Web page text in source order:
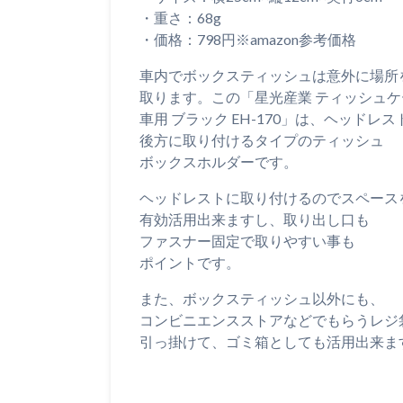
・重さ：68g
・価格：798円※amazon参考価格
車内でボックスティッシュは意外に場所
取ります。この「星光産業 ティッシュケ
車用 ブラック EH-170」は、ヘッドレス
後方に取り付けるタイプのティッシュ
ボックスホルダーです。
ヘッドレストに取り付けるのでスペース
有効活用出来ますし、取り出し口も
ファスナー固定で取りやすい事も
ポイントです。
また、ボックスティッシュ以外にも、
コンビニエンスストアなどでもらうレジ
引っ掛けて、ゴミ箱としても活用出来ま